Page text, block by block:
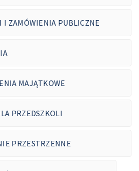
I ZAMÓWIENIA PUBLICZNE
MAJĄTKOWE
PRZEDSZKOLI
PRZESTRZENNE